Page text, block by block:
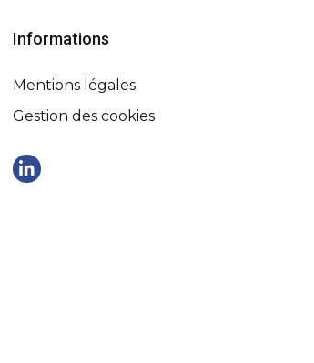
Informations
Mentions légales
Gestion des cookies